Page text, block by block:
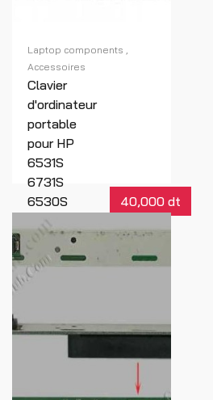
Laptop components
Accessoires
Clavier
d'ordinateur
portable
pour HP
6531S
6731S
6530S
6730S
6735S
490267-131
40,000 dt
Réf : 00443